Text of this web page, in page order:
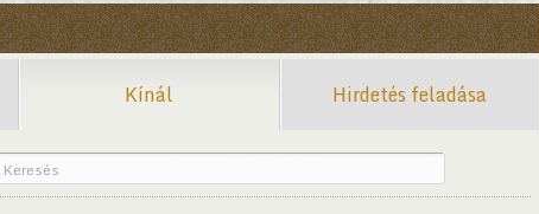
Kínál Hirdetés feladása